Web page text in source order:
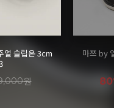
얼 슬립온 3cm
원
마쯔 by